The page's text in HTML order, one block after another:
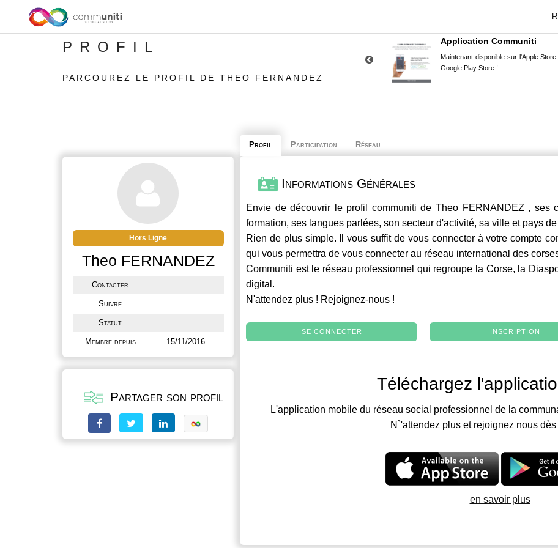
PROFIL
PARCOUREZ LE PROFIL DE THEO FERNANDEZ
Application Communiti
Maintenant disponible sur l'Apple
Google Play Store !
Hors Ligne
Theo FERNANDEZ
Contacter
Suivre
Statut
Membre depuis 15/11/2016
Partager son profil
Profil Participation Réseau
Informations Générales
Envie de découvrir le profil communiti de Theo FERNANDEZ , ses
formation, ses langues parlées, son secteur d'activité, sa ville et pays
Rien de plus simple. Il vous suffit de vous connecter à votre compte
qui vous permettra de vous connecter au réseau international des
Communiti est le réseau professionnel qui regroupe la Corse, la
digital.
N'attendez plus ! Rejoignez-nous !
SE CONNECTER INSCRIPTION
Téléchargez
L'application mobile du réseau social professionnel de la
N`'attendez plus et rejoignez nous
en savoir plus